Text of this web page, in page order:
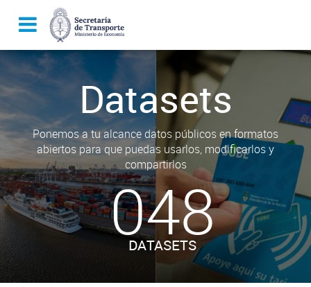
Datasets
Ponemos a tu alcance datos públicos en formatos
abiertos para que puedas usarlos, modificarlos y
compartirlos
048
DATASETS